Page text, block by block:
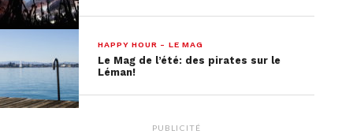
HAPPY HOUR - LE MAG
Le Mag de l’été: des pirates sur le
Léman!
PUBLICITÉ